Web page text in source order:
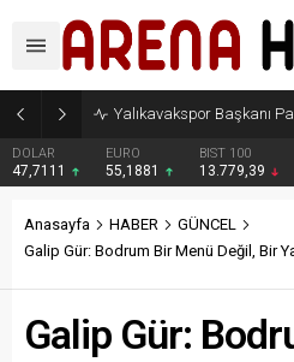
DOLAR
47,7111
EURO
55,1881
BIST 100
13.779,39
Anasayfa HABER
GÜNCEL
Galip Gür: Bodrum Bir Menü Değil, Bir
Galip Gür: